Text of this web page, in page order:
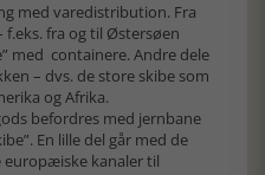
med varedistribution. Fra
fra og til Østersøen
med containere. Andre dele
– dvs. de store skibe som
og Afrika.
befordres med jernbane
En lille del går med de
europæiske kanaler til